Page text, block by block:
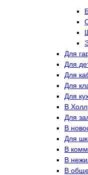
Для
Для
Для
Для
Для
В Холл
Для
В
Для
В
В
В